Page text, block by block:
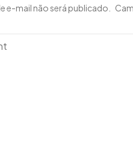
e-mail não será publicado.